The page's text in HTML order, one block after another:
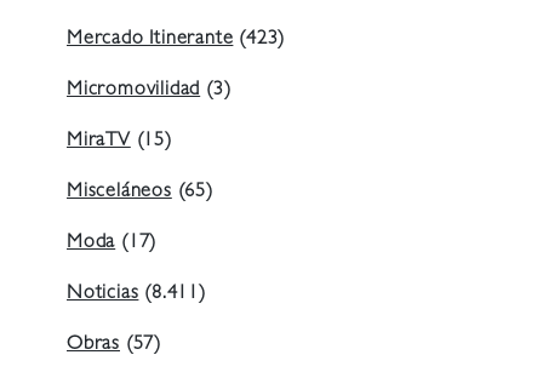
Mercado Itinerante (423)
Micromovilidad (3)
MiraTV (15)
Misceláneos (65)
Moda (17)
Noticias (8.411)
Obras (57)